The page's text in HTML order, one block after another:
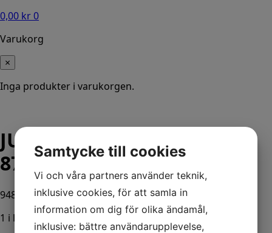
0,00 kr0
Varukorg
×
Inga produkter i varukorgen.
JUNCTION BOX KIT
878492K14
948,00 kr ink. moms
1 i lager
Samtycke till cookies
Vi och våra partners använder teknik,
inklusive cookies, för att samla in
information om dig för olika ändamål,
inklusive: bättre användarupplevelse,